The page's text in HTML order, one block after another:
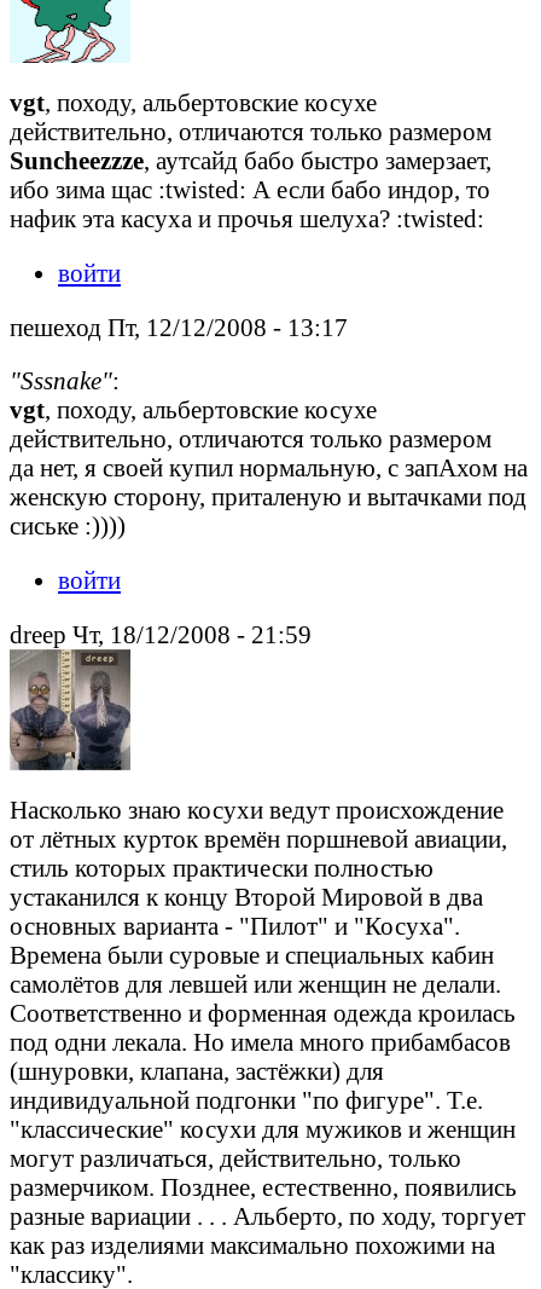
vgt, походу, альбертовские косухе
действительно, отличаются только размером
Suncheezzze, аутсайд бабо быстро замерзает,
ибо зима щас :twisted: А если бабо индор, то
нафик эта касуха и прочья шелуха? :twisted:
войти
пешеход Пт, 12/12/2008 - 13:17
"Sssnake":
vgt, походу, альбертовские косухе
действительно, отличаются только размером
да нет, я своей купил нормальную, с запАхом на
женскую сторону, приталеную и вытачками под
сиське :))))
войти
drееp Чт, 18/12/2008 - 21:59
Насколько знаю косухи ведут происхождение
от лётных курток времён поршневой авиации,
стиль которых практически полностью
устаканился к концу Второй Мировой в два
основных варианта - "Пилот" и "Косуха".
Времена были суровые и специальных кабин
самолётов для левшей или женщин не делали.
Соответственно и форменная одежда кроилась
под одни лекала. Но имела много прибамбасов
(шнуровки, клапана, застёжки) для
индивидуальной подгонки "по фигуре". Т.е.
"классические" косухи для мужиков и женщин
могут различаться, действительно, только
размерчиком. Позднее, естественно, появились
разные вариации . . . Альберто, по ходу, торгует
как раз изделиями максимально похожими на
"классику".